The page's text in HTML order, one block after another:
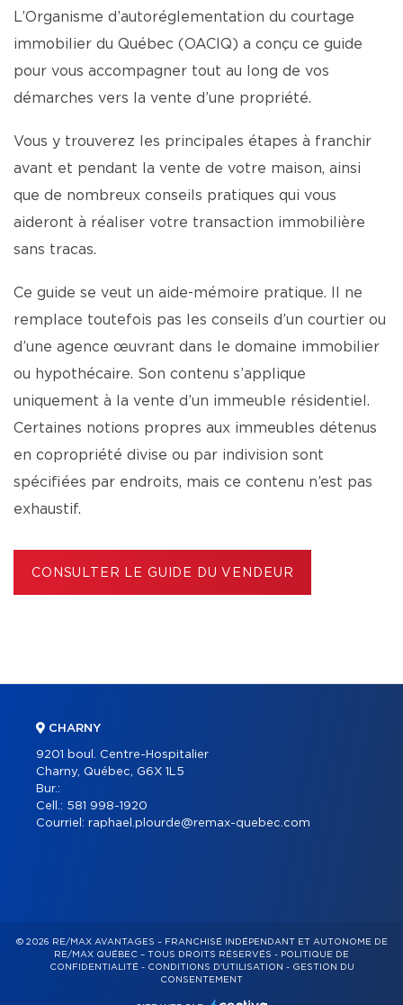
L’Organisme d’autoréglementation du courtage
immobilier du Québec (OACIQ) a conçu ce guide
pour vous accompagner tout au long de vos
démarches vers la vente d’une propriété.
Vous y trouverez les principales étapes à franchir
avant et pendant la vente de votre maison, ainsi
que de nombreux conseils pratiques qui vous
aideront à réaliser votre transaction immobilière
sans tracas.
Ce guide se veut un aide-mémoire pratique. Il ne
remplace toutefois pas les conseils d’un courtier ou
d’une agence œuvrant dans le domaine immobilier
ou hypothécaire. Son contenu s’applique
uniquement à la vente d’un immeuble résidentiel.
Certaines notions propres aux immeubles détenus
en copropriété divise ou par indivision sont
spécifiées par endroits, mais ce contenu n’est pas
exhaustif.
CONSULTER LE GUIDE DU VENDEUR
CHARNY
9201 boul. Centre-Hospitalier
Charny, Québec, G6X 1L5
Bur.:
Cell.: 581 998-1920
Courriel: raphael.plourde@remax-quebec.com
© 2026 RE/MAX AVANTAGES – FRANCHISÉ INDÉPENDANT ET AUTONOME DE
RE/MAX QUÉBEC – TOUS DROITS RÉSERVÉS - POLITIQUE DE
CONFIDENTIALITÉ- CONDITIONS D'UTILISATION - GESTION DU
CONSENTEMENT